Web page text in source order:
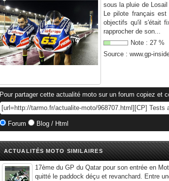
sous la pluie de
Le pilote français
objectifs qu'il s'était
rapprocher de son...
Note : 27 %
Source : www.gp-
Pour partager cette actualité moto sur un forum copiez et
Forum Blog / Html
ACTUALITÉS MOTO SIMILAIRES
17ème du GP du Qatar pour son entrée en
quitté le paddock déçu et revanchard. Entre